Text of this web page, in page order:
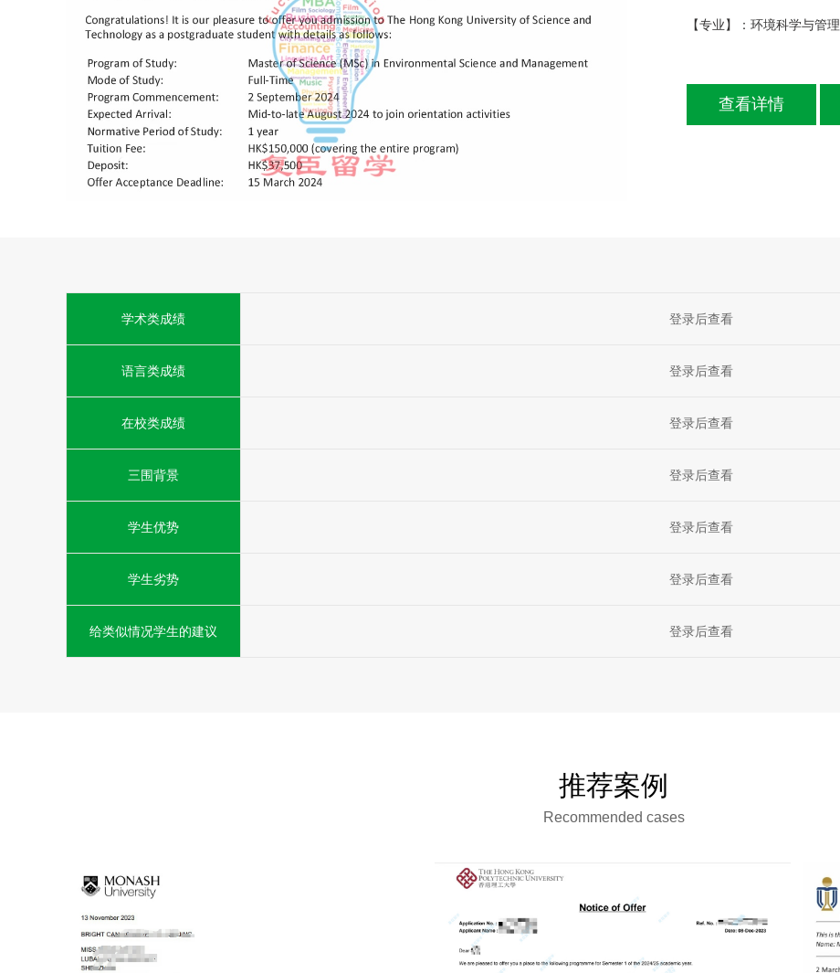
【专业】：环境科学与管理
查看详情
学术类成绩 登录后查看
语言类成绩 登录后查看
在校类成绩 登录后查看
三围背景 登录后查看
学生优势 登录后查看
学生劣势 登录后查看
给类似情况学生的建议 登录后查看
推荐案例
Recommended cases